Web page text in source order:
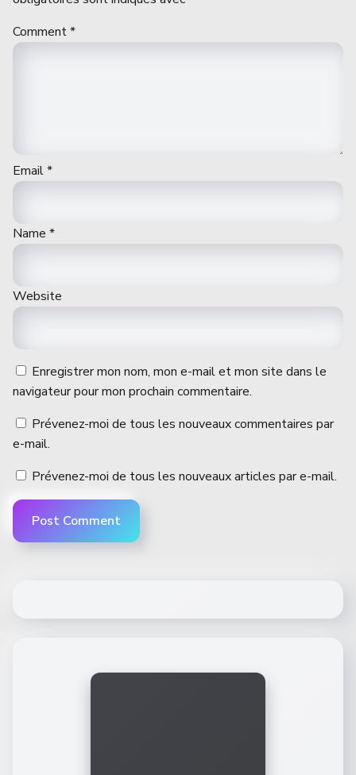
Comment*
Email*
Name *
Website
Enregistrer mon nom, mon e-mail et mon site dans le
navigateur pour mon prochain commentaire.
Prévenez-moi de tous les nouveaux commentaires par
e-mail.
Prévenez-moi de tous les nouveaux articles par e-mail.